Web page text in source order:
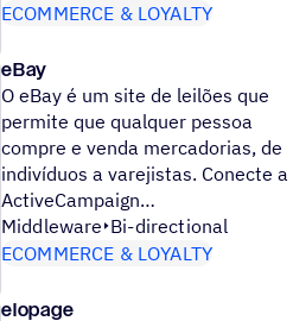
ECOMMERCE & LOYALTY
eBay
O eBay é um site de leilões que
permite que qualquer pessoa
compre e venda mercadorias, de
indivíduos a varejistas. Conecte a
ActiveCampaign
Middleware Bi-directional
ECOMMERCE & LOYALTY
elopage